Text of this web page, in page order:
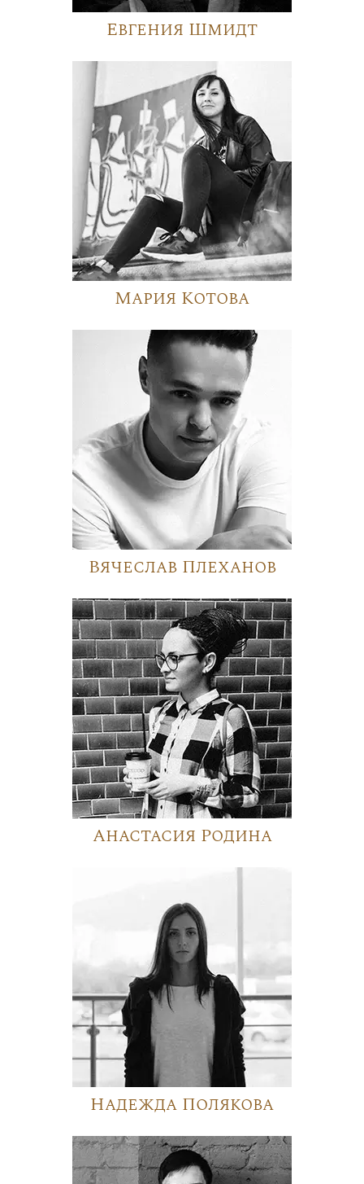
Евгения Шмидт
Мария Котова
Вячеслав Плеханов
Анастасия Родина
Надежда Полякова